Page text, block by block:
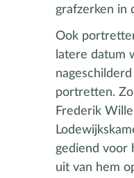
grafzerken in
Ook
latere datum
portretten.
Frederik
gediend voor
uit van hem